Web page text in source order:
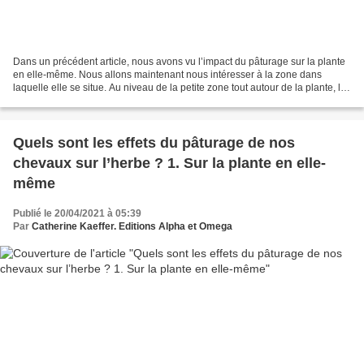
Dans un précédent article, nous avons vu l’impact du pâturage sur la plante
en elle-même. Nous allons maintenant nous intéresser à la zone dans
laquelle elle se situe. Au niveau de la petite zone tout autour de la plante, les
Quels sont les effets du pâturage de nos
chevaux sur l’herbe ? 1. Sur la plante en elle-
même
Publié le 20/04/2021 à 05:39
Par Catherine Kaeffer. Editions Alpha et Omega